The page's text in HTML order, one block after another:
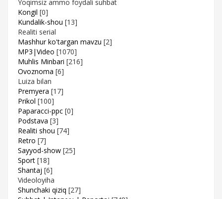
Yoqimsiz ammo foydali suhbat
Kongil [0]
Kundalik-shou [13]
Realiti serial
Mashhur ko'targan mavzu [2]
MP3|Video [1070]
Muhlis Minbari [216]
Ovoznoma [6]
Luiza bilan
Premyera [17]
Prikol [100]
Paparacci-ppc [0]
Podstava [3]
Realiti shou [74]
Retro [7]
Sayyod-show [25]
Sport [18]
Shantaj [6]
Videoloyiha
Shunchaki qiziq [27]